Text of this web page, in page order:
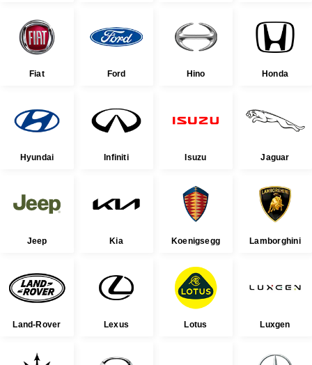
Fiat Ford Hino Honda
Hyundai Infiniti Isuzu Jaguar
Jeep Kia Koenigsegg Lamborghini
Land-Rover Lexus Lotus Luxgen